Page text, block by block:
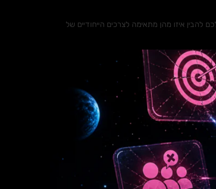
איזו מהן מתאימה לצרכים הייחודיים של